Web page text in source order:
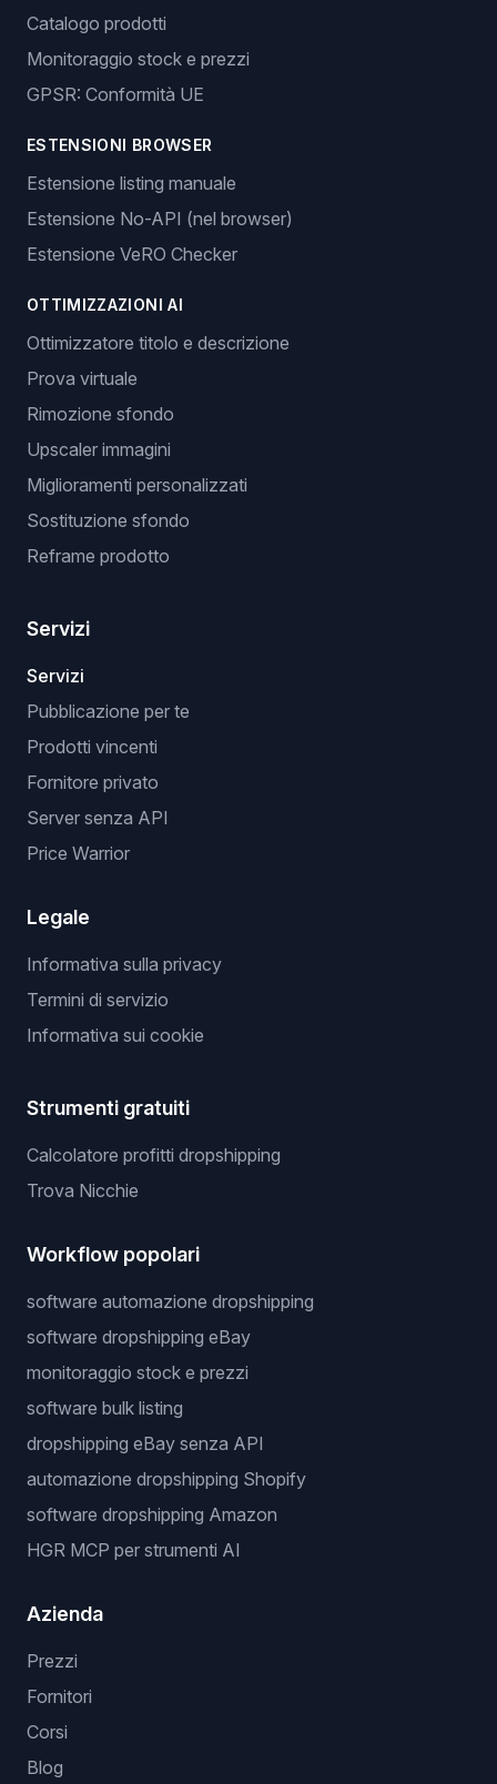
Catalogo prodotti
Monitoraggio stock e prezzi
GPSR: Conformità UE
ESTENSIONI BROWSER
Estensione listing manuale
Estensione No-API (nel browser)
Estensione VeRO Checker
OTTIMIZZAZIONI AI
Ottimizzatore titolo e descrizione
Prova virtuale
Rimozione sfondo
Upscaler immagini
Miglioramenti personalizzati
Sostituzione sfondo
Reframe prodotto
Servizi
Servizi
Pubblicazione per te
Prodotti vincenti
Fornitore privato
Server senza API
Price Warrior
Legale
Informativa sulla privacy
Termini di servizio
Informativa sui cookie
Strumenti gratuiti
Calcolatore profitti dropshipping
Trova Nicchie
Workflow popolari
software automazione dropshipping
software dropshipping eBay
monitoraggio stock e prezzi
software bulk listing
dropshipping eBay senza API
automazione dropshipping Shopify
software dropshipping Amazon
HGR MCP per strumenti AI
Azienda
Prezzi
Fornitori
Corsi
Blog